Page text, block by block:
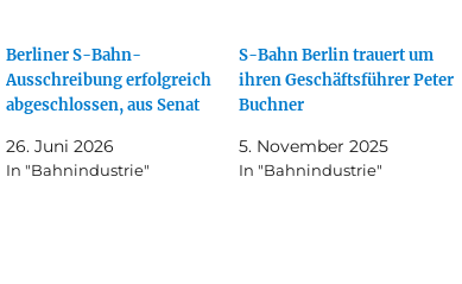
Berliner S-Bahn-
Ausschreibung erfolgreich
abgeschlossen, aus Senat
26. Juni 2026
In "Bahnindustrie"
S-Bahn Berlin trauert um
ihren Geschäftsführer Peter
Buchner
5. November 2025
In "Bahnindustrie"